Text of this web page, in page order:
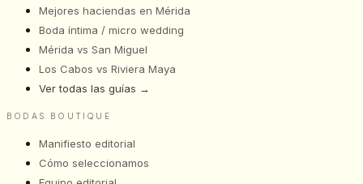
Mejores haciendas en Mérida
Boda íntima / micro wedding
Mérida vs San Miguel
Los Cabos vs Riviera Maya
Ver todas las guías →
BODAS BOUTIQUE
Manifiesto editorial
Cómo seleccionamos